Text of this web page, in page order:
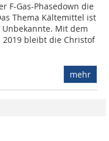
F-Gas-Phasedown die
Thema Kältemittel ist
Mit dem
bleibt die Christof
mehr